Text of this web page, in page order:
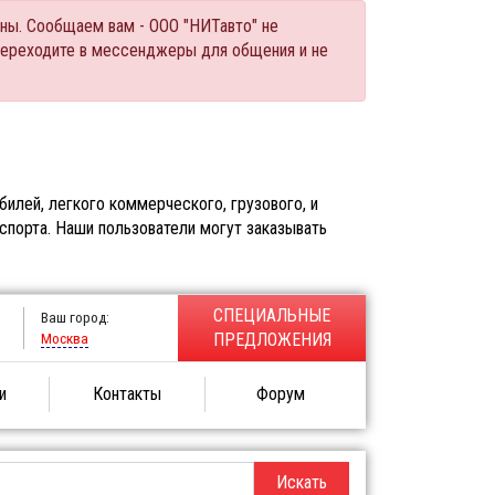
Сообщаем вам - ООО "НИТавто" не
в мессенджеры для общения и не
легкого коммерческого, грузового, и
Наши пользователи могут заказывать
Ваш город:
Москва
СПЕЦИАЛЬНЫЕ
ПРЕДЛОЖЕНИЯ
Контакты Форум
Искать